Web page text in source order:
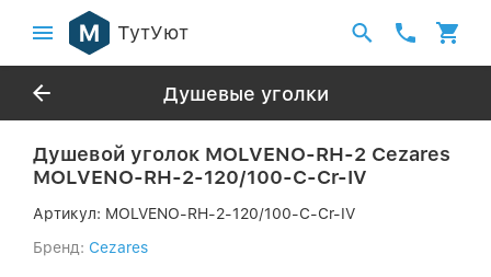
ТутУют
Душевые уголки
Душевой уголок MOLVENO-RH-2 Cezares
MOLVENO-RH-2-120/100-C-Cr-IV
Артикул: MOLVENO-RH-2-120/100-C-Cr-IV
Бренд: Cezares